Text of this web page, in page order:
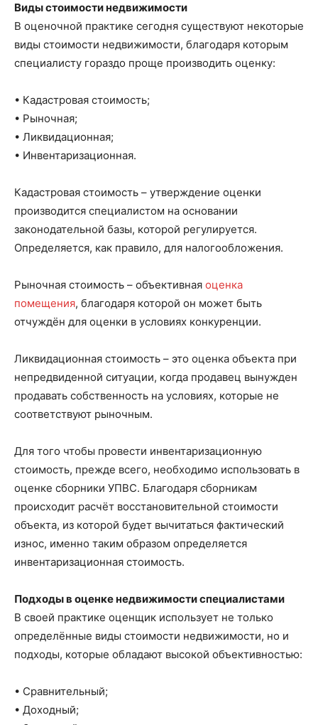
Виды стоимости недвижимости
В оценочной практике сегодня существуют некоторые
виды стоимости недвижимости, благодаря которым
специалисту гораздо проще производить оценку:
• Кадастровая стоимость;
• Рыночная;
• Ликвидационная;
• Инвентаризационная.
Кадастровая стоимость – утверждение оценки
производится специалистом на основании
законодательной базы, которой регулируется.
Определяется, как правило, для налогообложения.
Рыночная стоимость – объективная оценка
помещения, благодаря которой он может быть
отчуждён для оценки в условиях конкуренции.
Ликвидационная стоимость – это оценка объекта при
непредвиденной ситуации, когда продавец вынужден
продавать собственность на условиях, которые не
соответствуют рыночным.
Для того чтобы провести инвентаризационную
стоимость, прежде всего, необходимо использовать в
оценке сборники УПВС. Благодаря сборникам
происходит расчёт восстановительной стоимости
объекта, из которой будет вычитаться фактический
износ, именно таким образом определяется
инвентаризационная стоимость.
Подходы в оценке недвижимости специалистами
В своей практике оценщик использует не только
определённые виды стоимости недвижимости, но и
подходы, которые обладают высокой объективностью:
• Сравнительный;
• Доходный;